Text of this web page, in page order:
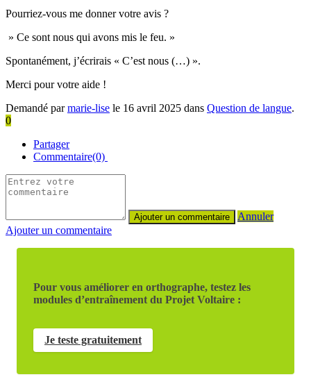
Pourriez-vous me donner votre avis ?
» Ce sont nous qui avons mis le feu. »
Spontanément, j’écrirais « C’est nous (…) ».
Merci pour votre aide !
Demandé parmarie-lise le 16 avril 2025 dans Question de langue.
0
Partager
Commentaire(0)
Annuler
Ajouter un commentaire
Pour vous améliorer en orthographe, testez les
modules d’entraînement du Projet Voltaire :
Je teste gratuitement